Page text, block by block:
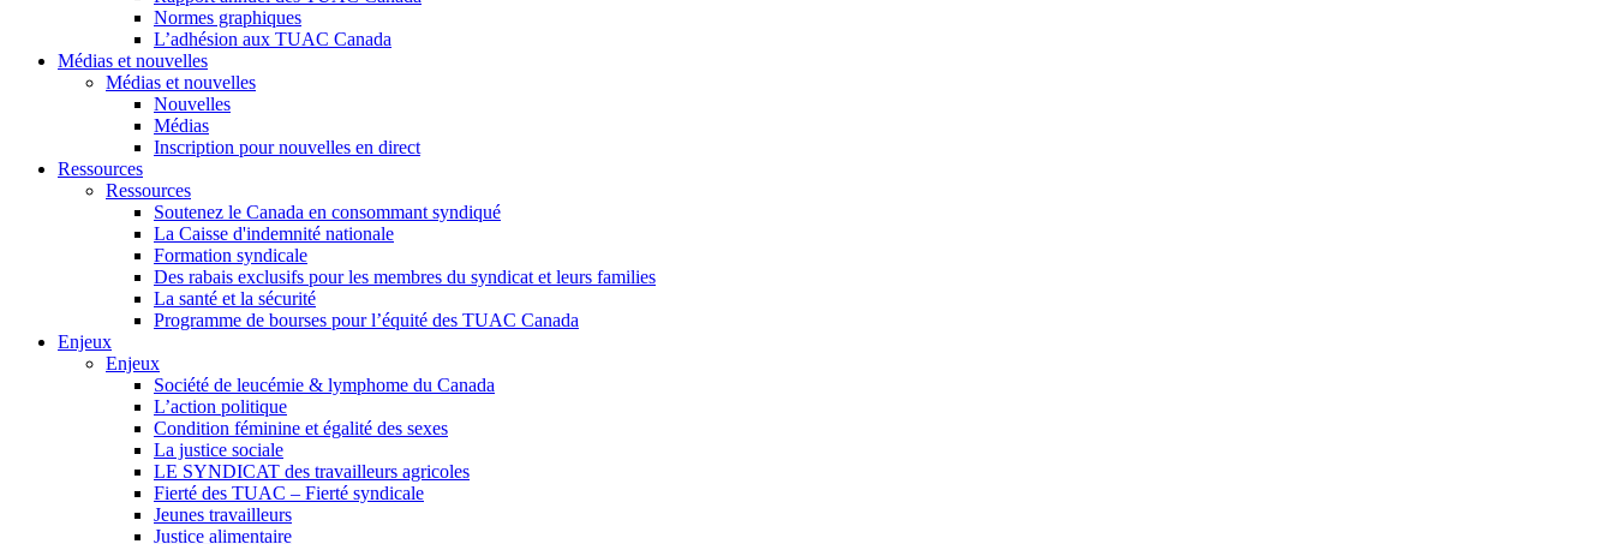
Normes graphiques
L’adhésion aux TUAC Canada
Médias et nouvelles
Médias et nouvelles
Nouvelles
Médias
Inscription pour nouvelles en direct
Ressources
Ressources
Soutenez le Canada en consommant syndiqué
La Caisse d'indemnité nationale
Formation syndicale
Des rabais exclusifs pour les membres du syndicat et leurs families
La santé et la sécurité
Programme de bourses pour l’équité des TUAC Canada
Enjeux
Enjeux
Société de leucémie & lymphome du Canada
L’action politique
Condition féminine et égalité des sexes
La justice sociale
LE SYNDICAT des travailleurs agricoles
Fierté des TUAC – Fierté syndicale
Jeunes travailleurs
Justice alimentaire